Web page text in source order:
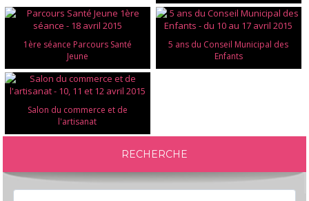
1ère séance Parcours Santé
Jeune
5 ans du Conseil Municipal des
Enfants
Salon du commerce et de
l'artisanat
RECHERCHE